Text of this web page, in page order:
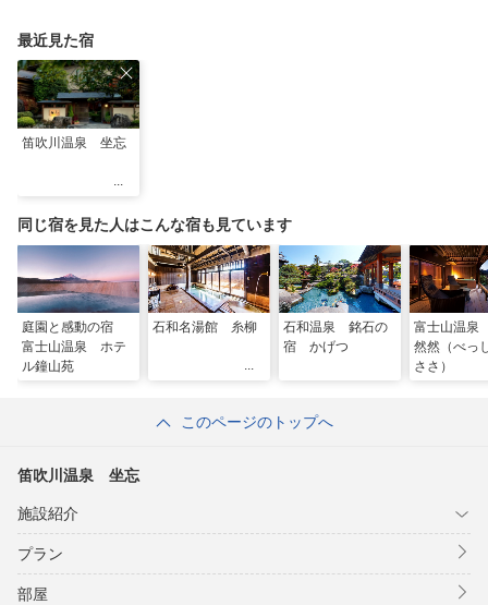
最近見た宿
笛吹川温泉 坐忘
同じ宿を見た人はこんな宿も見ています
庭園と感動の宿
富士山温泉 ホテ
ル鐘山苑
石和名湯館 糸柳
石和温泉 銘石の
宿 かげつ
富士山温
然然（べ
ささ）
このページのトップへ
笛吹川温泉 坐忘
施設紹介
プラン
部屋